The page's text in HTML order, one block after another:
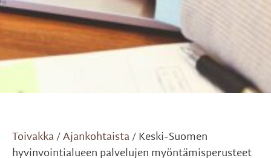
Toivakka / Ajankohtaista / Keski-Suomen
hyvinvointialueen palvelujen myöntämisperusteet